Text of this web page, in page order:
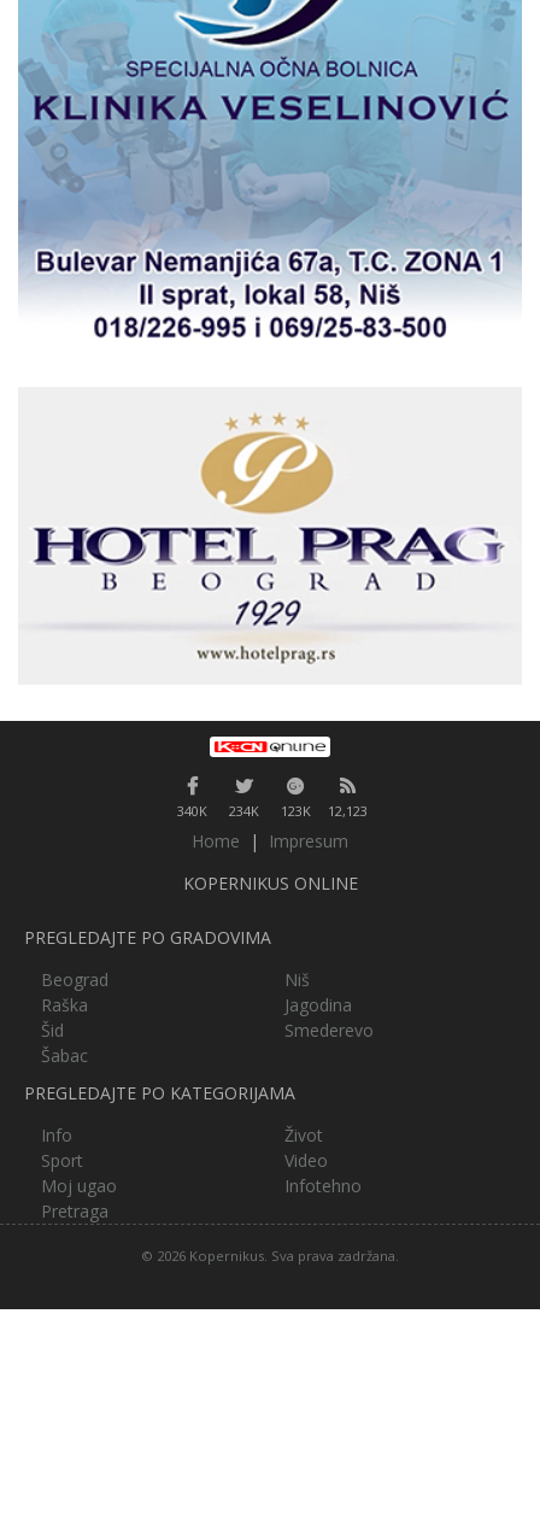
340K 234K 123K 12,123
Home |
Impresum
KOPERNIKUS ONLINE
PREGLEDAJTE PO GRADOVIMA
Beograd
Niš
Raška
Jagodina
Šid
Smederevo
Šabac
PREGLEDAJTE PO KATEGORIJAMA
Info
Život
Sport
Video
Moj ugao
Infotehno
Pretraga
© 2026 Kopernikus. Sva prava zadržana.